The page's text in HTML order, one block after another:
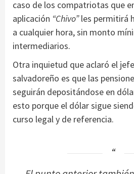
caso de los compatriotas que
aplicación “Chivo”les permitirá
a cualquier hora, sin monto
intermediarios.
Otra inquietud que aclaró el
salvadoreño es que las
seguirán depositándose en
esto porque el dólar sigue
curso legal y de referencia.